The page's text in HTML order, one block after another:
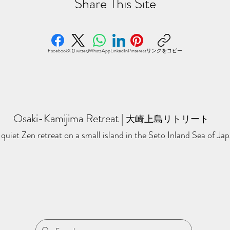
FacebookX (Twitter)WhatsAppLinkedInPinterestリンクをコピー
Osaki-Kamijima Retreat​ | ​ 大崎上島リトリート
Zen retreat on a small island in the Seto Inland Sea of